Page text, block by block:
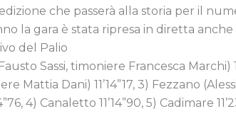
che passerà alla storia per il
la gara è stata ripresa in diretta anche
del Palio
Sassi, timoniere Francesca Marchi)
Dani) 11’14”17, 3) Fezzano
4) Canaletto 11’14”90, 5) Cadimare